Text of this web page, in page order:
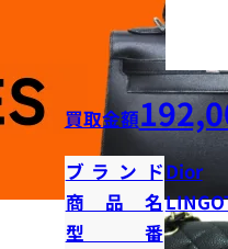
買取金額
ブランドDior
商品名
型番